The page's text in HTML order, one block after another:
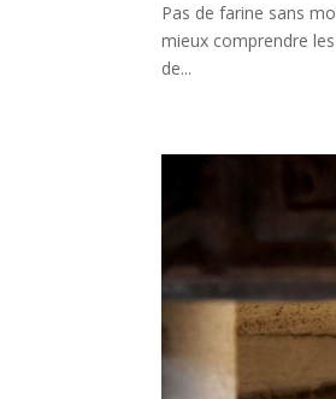
Pas de farine sans
mieux comprendre
de...